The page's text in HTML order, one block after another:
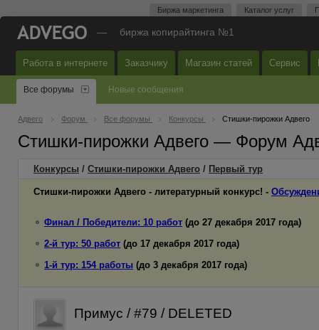
Биржа маркетинга Каталог услуг
— биржа копирайтинга №1
Работа в интернете Заказчику Магазин статей Сервис
Все форумы Новые сообщения
Адвего Форум Все форумы Конкурсы Стишки-пирожки Адвего
Стишки-пирожки Адвего — Форум
Конкурсы / Стишки-пирожки Адвего / Первый тур
Стишки-пирожки Адвего - литературный конкурс! -
Финал / Победители: 10 работ (до 27 декабря 2017 года)
2-й тур: 50 работ (до 17 декабря 2017 года)
1-й тур: 154 работы (до 3 декабря 2017 года)
Примус / #79 / DELETED